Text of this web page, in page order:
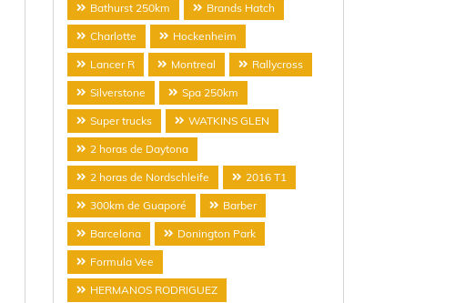
Bathurst 250km Brands Hatch
Charlotte Hockenheim
Lancer R Montreal Rallycross
Silverstone Spa 250km
Super trucks WATKINS GLEN
2 horas de Daytona
2 horas de Nordschleife 2016 T1
300km de Guaporé Barber
Barcelona Donington Park
Formula Vee
HERMANOS RODRIGUEZ